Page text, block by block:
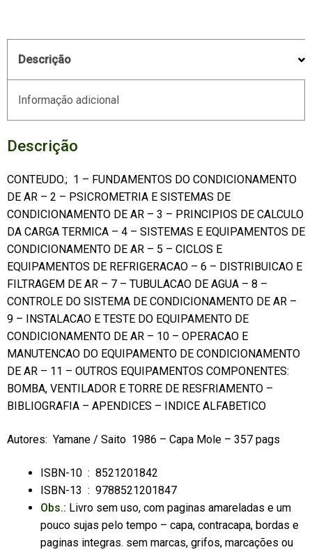
Descrição
Informação adicional
Descrição
CONTEUDO.; 1 – FUNDAMENTOS DO CONDICIONAMENTO
DE AR – 2 – PSICROMETRIA E SISTEMAS DE
CONDICIONAMENTO DE AR – 3 – PRINCIPIOS DE CALCULO
DA CARGA TERMICA – 4 – SISTEMAS E EQUIPAMENTOS DE
CONDICIONAMENTO DE AR – 5 – CICLOS E
EQUIPAMENTOS DE REFRIGERACAO – 6 – DISTRIBUICAO E
FILTRAGEM DE AR – 7 – TUBULACAO DE AGUA – 8 –
CONTROLE DO SISTEMA DE CONDICIONAMENTO DE AR –
9 – INSTALACAO E TESTE DO EQUIPAMENTO DE
CONDICIONAMENTO DE AR – 10 – OPERACAO E
MANUTENCAO DO EQUIPAMENTO DE CONDICIONAMENTO
DE AR – 11 – OUTROS EQUIPAMENTOS COMPONENTES:
BOMBA, VENTILADOR E TORRE DE RESFRIAMENTO –
BIBLIOGRAFIA – APENDICES – INDICE ALFABETICO
Autores: Yamane / Saito 1986 – Capa Mole – 357 pags
ISBN-10 ‏ : ‎ 8521201842
ISBN-13 ‏ : ‎ 9788521201847
Obs.: Livro sem uso, com paginas amareladas e um
pouco sujas pelo tempo – capa, contracapa, bordas e
paginas integras. sem marcas, grifos, marcações ou